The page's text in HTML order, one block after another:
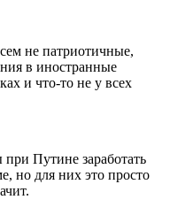
не патриотичные,
в иностранные
и что-то не у всех
Путине заработать
но для них это просто